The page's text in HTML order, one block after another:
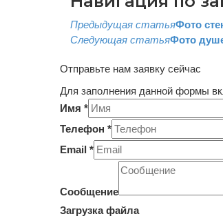
Предыдущая статьяФото
Следующая статьяФото
Отправьте нам заявку сейчас
Для заполнения данной формы
Имя *
Телефон *
Email *
Телефон
Сообщение
Загрузка файла